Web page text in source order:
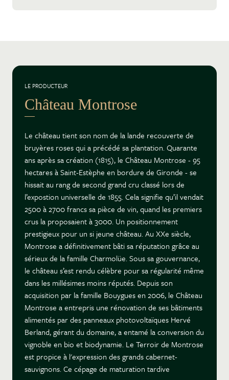
LE PRODUCTEUR
Château Montrose
Le château tient son nom de la lande recouverte de
bruyères roses qui a précédé sa plantation. Quarante
ans après sa création (1815), le Château Montrose - 95
hectares à Saint-Estèphe en bordure de Gironde - se
hissait au rang de second grand cru classé lors de
l’expostion universelle de 1855. Cela signifie qu’il vendait
2500 à 2700 francs sa pièce de vin, quand les premiers
crus la proposaient à 3000. Un positionnement
prestigieux pour un si jeune château. Au XXe siècle,
Montrose a définitivement bâti sa réputation grâce au
sérieux de la famille Charmolüe. Sous sa gouvernance,
le château s’est rendu célèbre pour sa régularité même
dans les millésimes moins réputés. Depuis son
acquisition par la famille Bouygues en 2006, le Château
Montrose a entrepris une rénovation de ses bâtiments
alimentés par des panneaux photovoltaïques Hervé
Berland, gérant du domaine, a entamé la conversion du
vignoble en bio et biodynamie. Le Terroir de Montrose
est propice à l'expression des grands cabernet-
sauvignons. Ce cépage de maturation tardive